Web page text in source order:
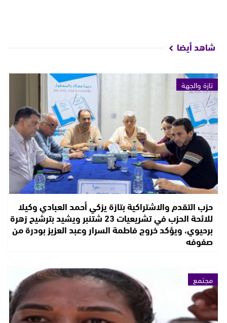
شاهد أيضا
تازة والجهة
حزب التقدم والاشتراكية بتازة يزكي أحمد العبادي وكيلا
للائحة الحزب في تشريعيات 23 شتنبر ويشيد بترشيح زهرة
برحيوي، ويؤكد خروج فاطمة السرار وعبد العزيز بودرة من
صفوفه
مجتمع